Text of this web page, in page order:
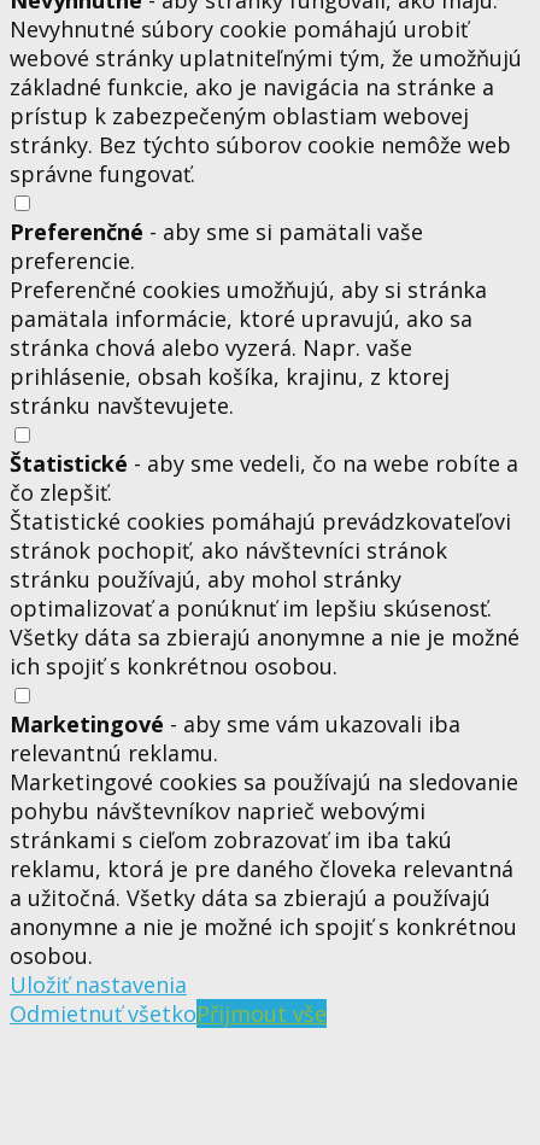
Nevyhnutné súbory cookie pomáhajú urobiť
webové stránky uplatniteľnými tým, že umožňujú
základné funkcie, ako je navigácia na stránke a
prístup k zabezpečeným oblastiam webovej
stránky. Bez týchto súborov cookie nemôže web
správne fungovať.
Preferenčné - aby sme si pamätali vaše
preferencie.
Preferenčné cookies umožňujú, aby si stránka
pamätala informácie, ktoré upravujú, ako sa
stránka chová alebo vyzerá. Napr. vaše
prihlásenie, obsah košíka, krajinu, z ktorej
stránku navštevujete.
Štatistické - aby sme vedeli, čo na webe robíte a
čo zlepšiť.
Štatistické cookies pomáhajú prevádzkovateľovi
stránok pochopiť, ako návštevníci stránok
stránku používajú, aby mohol stránky
optimalizovať a ponúknuť im lepšiu skúsenosť.
Všetky dáta sa zbierajú anonymne a nie je možné
ich spojiť s konkrétnou osobou.
Marketingové - aby sme vám ukazovali iba
relevantnú reklamu.
Marketingové cookies sa používajú na sledovanie
pohybu návštevníkov naprieč webovými
stránkami s cieľom zobrazovať im iba takú
reklamu, ktorá je pre daného človeka relevantná
a užitočná. Všetky dáta sa zbierajú a používajú
anonymne a nie je možné ich spojiť s konkrétnou
osobou.
Uložiť nastavenia
Odmietnuť všetkoPřijmout vše